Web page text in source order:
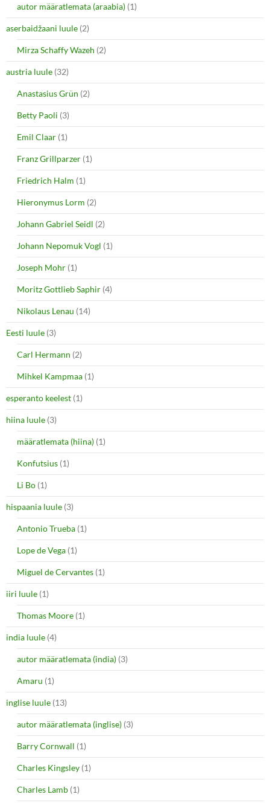
n
n
w
w
i
n
d
o
)
i
n
n
e
w
w
i
n
d
w
)
autor määratlemata (araabia) (1)
aserbaidžaani luule (2)
Mirza Schaffy Wazeh (2)
austria luule (32)
Anastasius Grün (2)
Betty Paoli (3)
Emil Claar (1)
Franz Grillparzer (1)
Friedrich Halm (1)
Hieronymus Lorm (2)
Johann Gabriel Seidl (2)
Johann Nepomuk Vogl (1)
Joseph Mohr (1)
Moritz Gottlieb Saphir (4)
Nikolaus Lenau (14)
Eesti luule (3)
Carl Hermann (2)
Mihkel Kampmaa (1)
esperanto keelest (1)
hiina luule (3)
määratlemata (hiina) (1)
Konfutsius (1)
Li Bo (1)
hispaania luule (3)
Antonio Trueba (1)
Lope de Vega (1)
Miguel de Cervantes (1)
iiri luule (1)
Thomas Moore (1)
india luule (4)
autor määratlemata (india) (3)
Amaru (1)
inglise luule (13)
autor määratlemata (inglise) (3)
Barry Cornwall (1)
Charles Kingsley (1)
Charles Lamb (1)